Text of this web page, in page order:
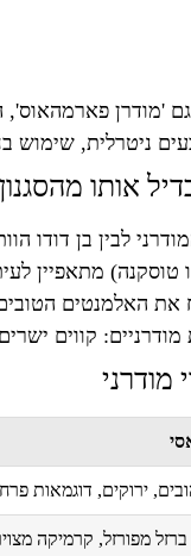
גם 'מודרן
ניטרלית, שימוש
אותו
לבין בן
מתאפיין
את האלמנטים
מודרני
ירוקים, דוגמאות
מפורזל, קרמיקה